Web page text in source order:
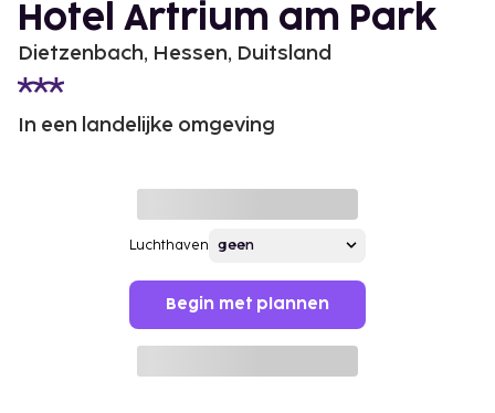
Hotel Artrium am Park
Dietzenbach, Hessen, Duitsland
In een landelijke omgeving
Luchthaven
Begin met plannen